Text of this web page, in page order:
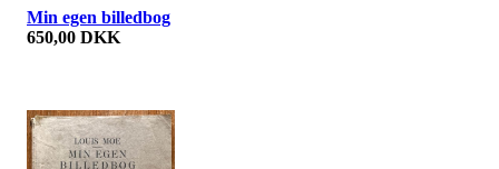
Min egen billedbog
650,00 DKK